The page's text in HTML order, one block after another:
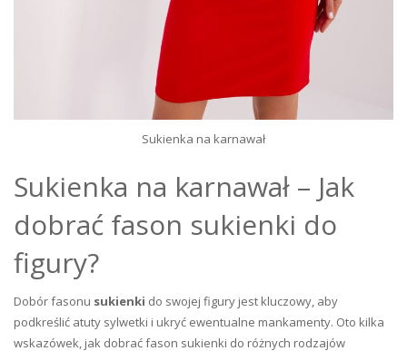
Sukienka na karnawał
Sukienka na karnawał – Jak
dobrać fason sukienki do
figury?
Dobór fasonu sukienki do swojej figury jest kluczowy, aby
podkreślić atuty sylwetki i ukryć ewentualne mankamenty. Oto kilka
wskazówek, jak dobrać fason sukienki do różnych rodzajów